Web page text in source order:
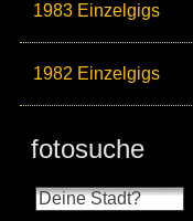
1983 Einzelgigs
1982 Einzelgigs
fotosuche